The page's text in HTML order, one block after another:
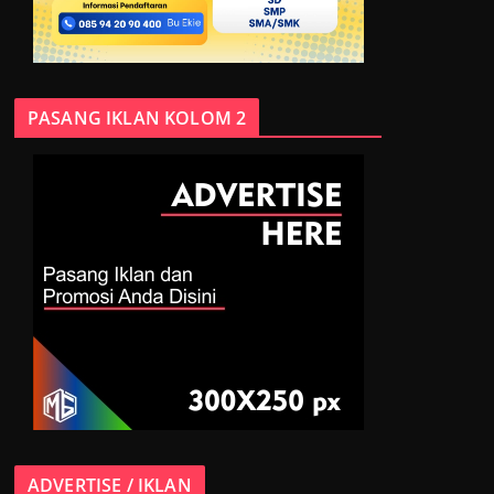
PASANG IKLAN KOLOM 2
ADVERTISE / IKLAN